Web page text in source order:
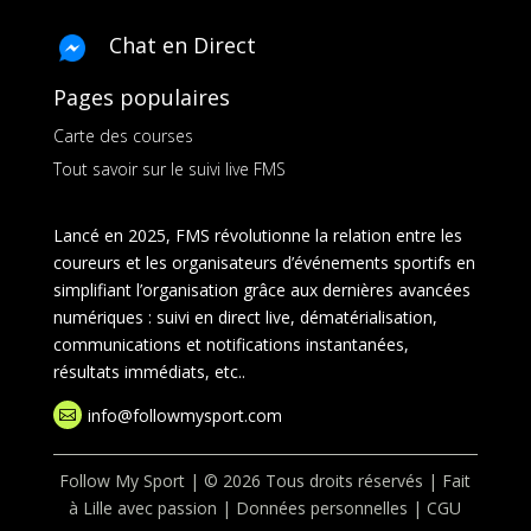
Chat en Direct
Pages populaires
Carte des courses
Tout savoir sur le suivi live FMS
Lancé en 2025, FMS révolutionne la relation entre les
coureurs et les organisateurs d’événements sportifs en
simplifiant l’organisation grâce aux dernières avancées
numériques : suivi en direct live, dématérialisation,
communications et notifications instantanées,
résultats immédiats, etc..
 info@followmysport.com
Follow My Sport | © 2026 Tous droits réservés | Fait
à Lille avec passion | Données personnelles |CGU